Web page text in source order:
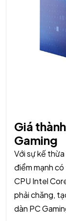
Giá
Gaming
Với sự kế
điểm mạnh
CPU Intel
phải chăng,
dàn PC